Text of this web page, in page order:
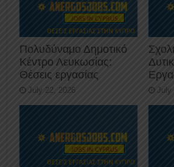
Πολυδύναμο Δημοτικό
Κέντρο Λευκωσίας:
Θέσεις εργασίας
July 22, 2026 July